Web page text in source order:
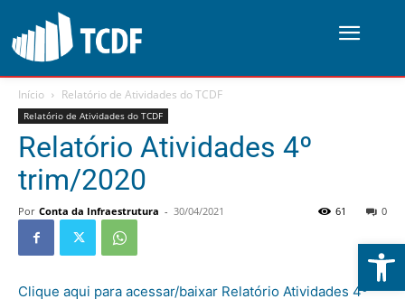
Abrir
Início Relatório de Atividades do TCDF
Relatório de Atividades do TCDF
Relatório Atividades 4º
trim/2020
Por Conta da Infraestrutura - 30/04/2021 0
61
Clique aqui para acessar/baixar Relatório Atividades 4º